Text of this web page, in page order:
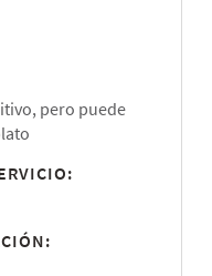
pero puede